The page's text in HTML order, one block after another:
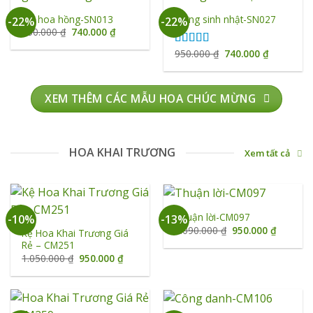
-22%giỏ hoa hồng-SN013
950.000₫ Giá
là:
740.000₫Giá
tại
-22%Mừng sinh nhật-SN027
Được xếp
950.000₫ Giá
gốc
là:
740.000₫Giá
tại
740.000
XEM THÊM CÁC MẪU HOA CHÚC MỪNG
HOA KHAI TRƯƠNG Xem tất cả
-10%
Kệ Hoa Khai Trương Giá
Rẻ – CM251
1.050.000₫ Giá
gốc
là:
950.000₫Giá
tại
950.000 ₫.
-13%Thuận lời-CM097
1.090.000₫ Giá
gốc
là:
950.000₫Giá
tại